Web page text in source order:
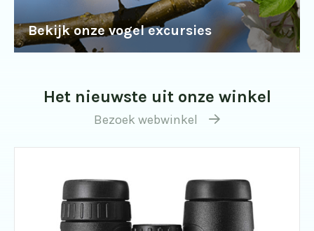
Bekijk onze vogel excursies
Het nieuwste uit onze winkel
Bezoek webwinkel